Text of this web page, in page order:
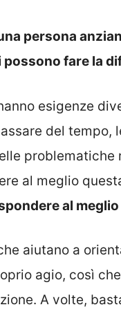
persona
fare la
esigenze
del
problematiche
al meglio
al
aiutano a
agio, così
A volte,